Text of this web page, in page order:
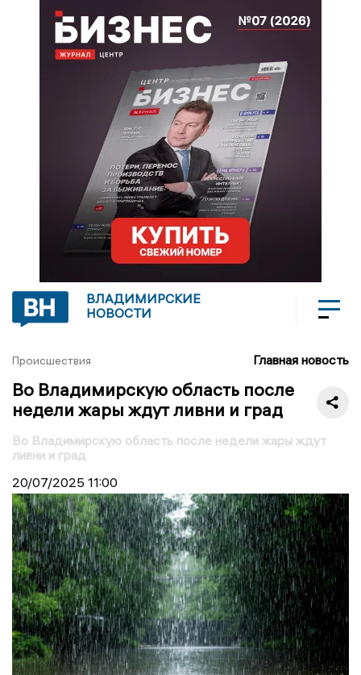
ВЛАДИМИРСКИЕ
НОВОСТИ
Происшествия Главная новость
Во Владимирскую область после
недели жары ждут ливни и град
Во Владимирскую область после недели жары ждут
ливни и град
20/07/2025 11:00